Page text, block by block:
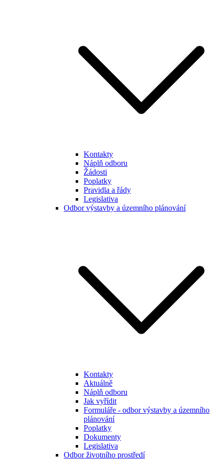
Kontakty
Náplň odboru
Žádosti
Poplatky
Pravidla a řády
Legislativa
Odbor výstavby a územního plánování
Kontakty
Aktuálně
Náplň odboru
Jak vyřídit
Formuláře - odbor výstavby a územního
plánování
Poplatky
Dokumenty
Legislativa
Odbor životního prostředí